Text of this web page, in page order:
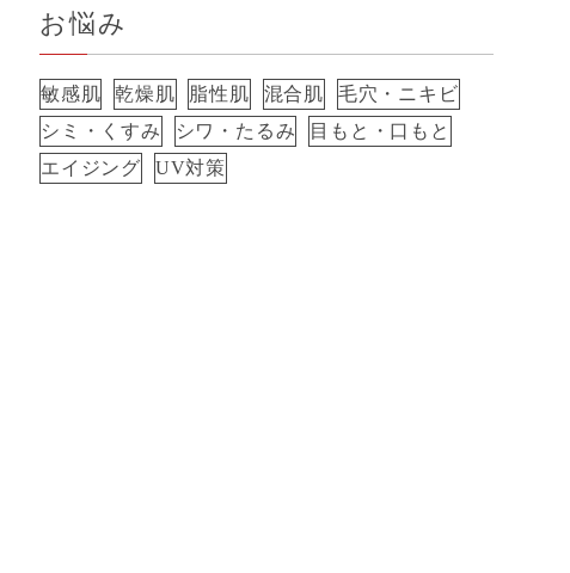
お悩み
敏感肌 乾燥肌 脂性肌 混合肌
毛穴・ニキビ
シミ・くすみ
シワ・たるみ
目もと・口もと
エイジング
UV対策